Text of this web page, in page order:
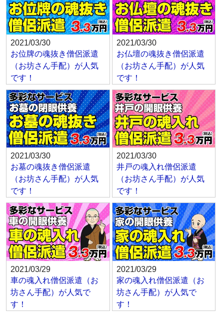
2021/03/30
お位牌の魂抜き僧侶派遣
（お坊さん手配）が人気
です！
2021/03/30
お仏壇の魂抜き僧侶派遣
（お坊さん手配）が人気
です！
2021/03/30
お墓の魂抜き僧侶派遣
（お坊さん手配）が人気
です！
2021/03/30
井戸の魂入れ僧侶派遣
（お坊さん手配）が人気
です！
2021/03/29
車の魂入れ僧侶派遣（お
坊さん手配）が人気で
す！
2021/03/29
家の魂入れ僧侶派遣（お
坊さん手配）が人気で
す！